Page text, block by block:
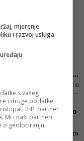
i srbijanskih kriminalnih
PISANJU MREŽE ZA
- KRIK
da mu je Vučić traž...
sam lijepo da kažem sve o
odnosu sa predsjednikom
Aleksandrom Vučićem,
policije Aleksandrom
Vučićevim bratom,
NE PITAJU
Velja Nevolja bio
Tajni život...
novost da se mafijaši kriju iza
mjerenje
i razvoj usluga
s vašeg
i druge podatke
241 partner
Mi i naši partneri
o geolociranju.